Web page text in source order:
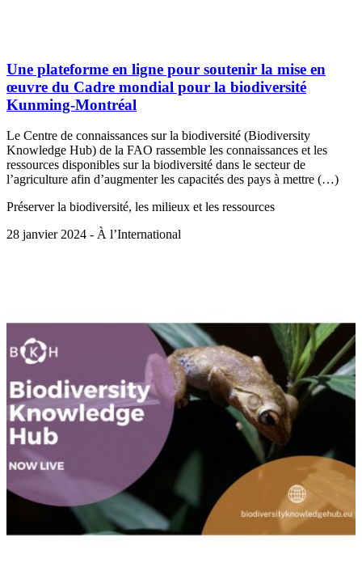
Une plateforme en ligne pour soutenir la mise en
œuvre du Cadre mondial pour la biodiversité
Kunming-Montréal
Le Centre de connaissances sur la biodiversité (Biodiversity
Knowledge Hub) de la FAO rassemble les connaissances et les
ressources disponibles sur la biodiversité dans le secteur de
l’agriculture afin d’augmenter les capacités des pays à mettre (…)
Préserver la biodiversité, les milieux et les ressources
28 janvier 2024 - À l’International